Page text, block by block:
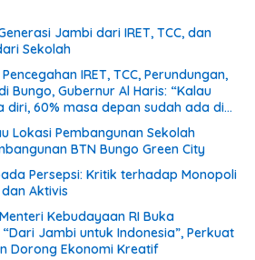
Jambi dari IRET, TCC, dan
Sekolah
IRET, TCC, Perundungan,
Bungo, Gubernur Al Haris: “Kalau
60% masa depan sudah ada di
Lokasi Pembangunan Sekolah
BTN Bungo Green City
Persepsi: Kritik terhadap Monopoli
Aktivis
Kebudayaan RI Buka
Jambi untuk Indonesia”, Perkuat
Dorong Ekonomi Kreatif